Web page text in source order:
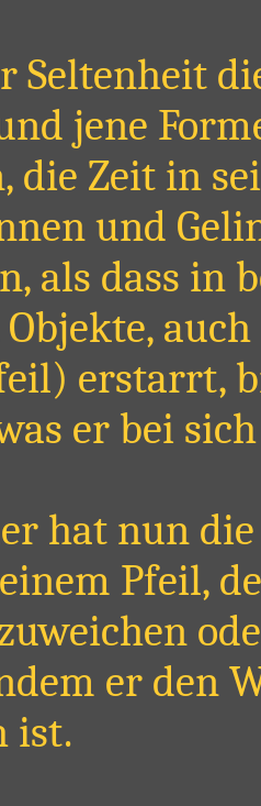
Seltenheit
jene
die Zeit in
und
als dass in
Objekte,
erstarrt,
er bei
hat nun
Pfeil,
er den
ist.